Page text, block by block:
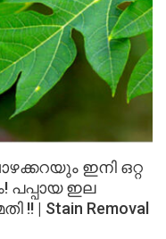
ഇനി ഒറ്റ
പപ്പായ ഇല
| Stain Removal